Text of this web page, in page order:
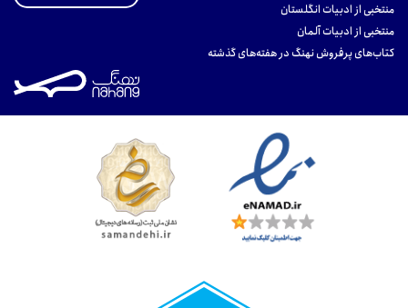
منتخبی از ادبیات انگلستان
منتخبی از ادبیات آلمان
کتاب‌های پرفروش نهنگ در هفته‌های گذشته